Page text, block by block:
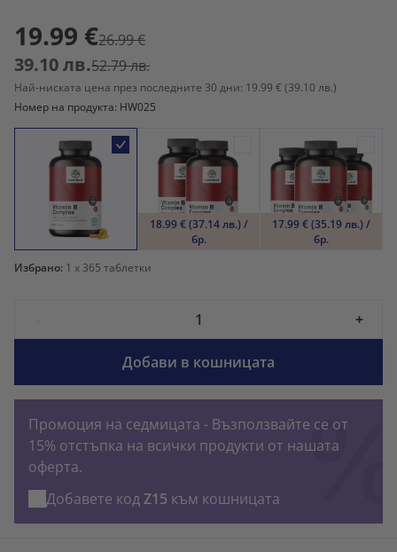
19.99 €26.99 €
39.10 лв.52.79 лв.
Най-ниската цена през последните 30 дни: 19.99 €(39.10 лв.)
Номер на продукта: HW025
18.99 € (37.14 лв.) /
бр.
17.99 € (35.19 лв.) /
бр.
Избрано: 1 x 365 таблетки
+
Добави в кошницата
Промоция на седмицата - Възползвайте се от
15% отстъпка на всички продукти от нашата
оферта.
Добавете кодZ15 към кошницата